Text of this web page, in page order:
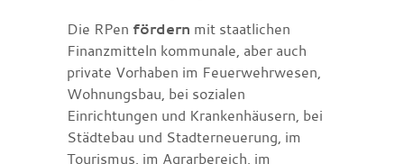
Die RPen fördern mit staatlichen
Finanzmitteln kommunale, aber auch
private Vorhaben im Feuerwehrwesen,
Wohnungsbau, bei sozialen
Einrichtungen und Krankenhäusern, bei
Städtebau und Stadterneuerung, im
Tourismus, im Agrarbereich, im